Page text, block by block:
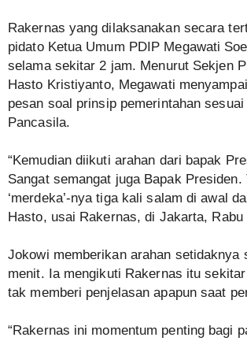
Rakernas yang dilaksanakan secara
pidato Ketua Umum PDIP Megawati
selama sekitar 2 jam. Menurut Sekjen
Hasto Kristiyanto, Megawati
pesan soal prinsip pemerintahan sesuai
Pancasila.
“Kemudian diikuti arahan dari bapak
Sangat semangat juga Bapak Presiden.
‘merdeka’-nya tiga kali salam di awal
Hasto, usai Rakernas, di Jakarta, Rabu
Jokowi memberikan arahan setidaknya
menit. Ia mengikuti Rakernas itu
tak memberi penjelasan apapun saat
“Rakernas ini momentum penting bagi